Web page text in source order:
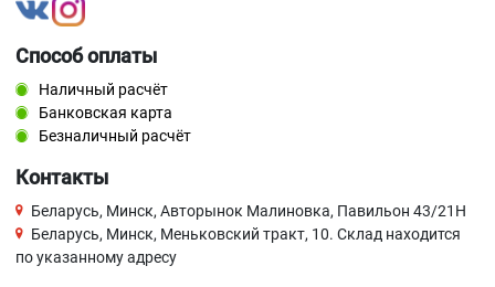
Способ оплаты
Наличный расчёт
Банковская карта
Безналичный расчёт
Контакты
Беларусь, Минск, Авторынок Малиновка, Павильон 43/21Н
Беларусь, Минск, Меньковский тракт, 10. Склад находится
по указанному адресу